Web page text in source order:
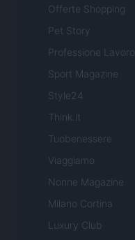
Offerte Shopping
Pet Story
Professione Lavoro
Sport Magazine
Style24
Think.it
Tuobenessere
Viaggiamo
Nonne Magazine
Milano Cortina
Luxury Club